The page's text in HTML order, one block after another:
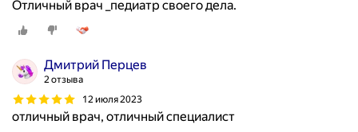
Отличный врач _педиатр своего дела.
Дмитрий Перцев
2 отзыва
12 июля 2023
отличный врач, отличный специалист